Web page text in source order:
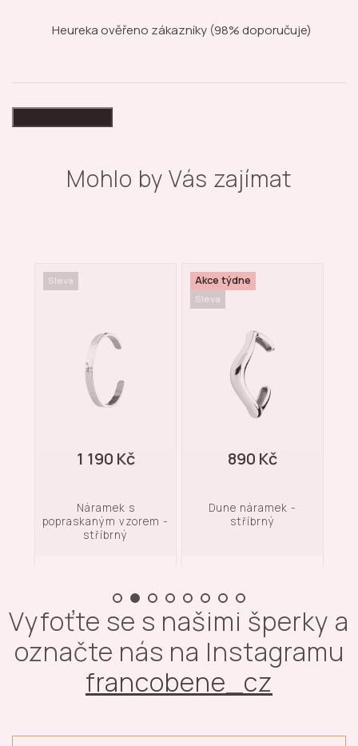
Heureka ověřeno zákazníky (98% doporučuje)
Mohlo by Vás zajímat
vzorem -
Dune náramek -
stříbrný
890 Kč
Sleva
Chunky náramek -
1 490 Kč
Vyfoťte se s našimi šperky a
označte nás na Instagramu
francobene_cz